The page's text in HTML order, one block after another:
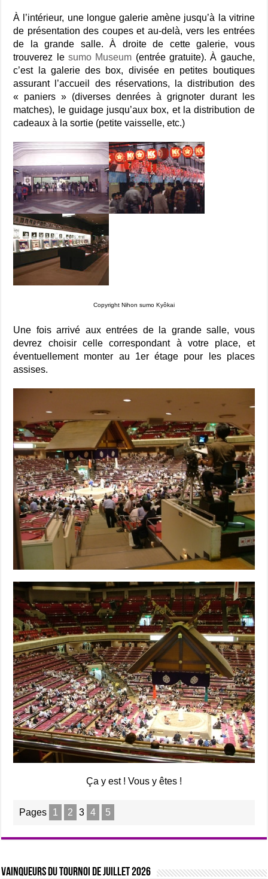
À l’intérieur, une longue galerie amène jusqu’à la vitrine
de présentation des coupes et au-delà, vers les entrées
de la grande salle. À droite de cette galerie, vous
trouverez le sumo Museum (entrée gratuite). À gauche,
c’est la galerie des box, divisée en petites boutiques
assurant l’accueil des réservations, la distribution des
« paniers » (diverses denrées à grignoter durant les
matches), le guidage jusqu’aux box, et la distribution de
cadeaux à la sortie (petite vaisselle, etc.)
Copyright Nihon sumo Kyôkai
Une fois arrivé aux entrées de la grande salle, vous
devrez choisir celle correspondant à votre place, et
éventuellement monter au 1er étage pour les places
assises.
Ça y est ! Vous y êtes !
Pages 1 2 3 4 5
Vainqueurs du tournoi de Juillet 2026